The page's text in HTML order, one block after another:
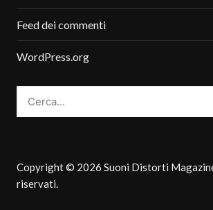
Feed dei commenti
WordPress.org
Copyright © 2026 Suoni Distorti
riservati.